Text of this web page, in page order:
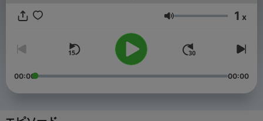
音量 1 x
00:00 00:00